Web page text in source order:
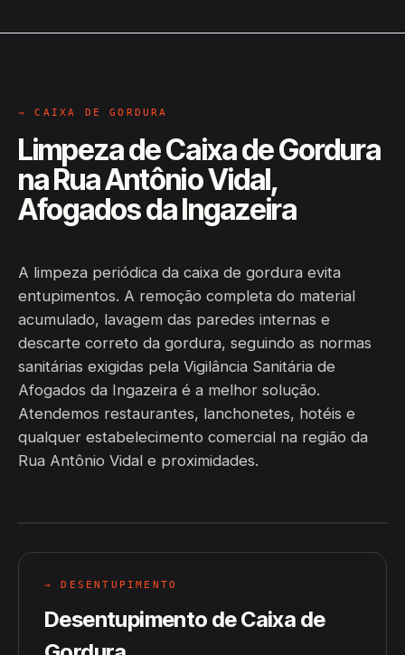
→ CAIXA DE GORDURA
Limpeza de Caixa de Gordura
na Rua Antônio Vidal,
Afogados da Ingazeira
A limpeza periódica da caixa de gordura evita
entupimentos. A remoção completa do material
acumulado, lavagem das paredes internas e
descarte correto da gordura, seguindo as normas
sanitárias exigidas pela Vigilância Sanitária de
Afogados da Ingazeira é a melhor solução.
Atendemos restaurantes, lanchonetes, hotéis e
qualquer estabelecimento comercial na região da
Rua Antônio Vidal e proximidades.
→ DESENTUPIMENTO
Desentupimento de Caixa de